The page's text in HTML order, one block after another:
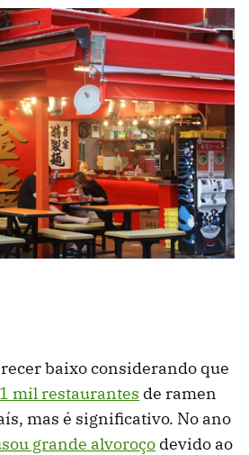
baixo considerando que
mil restaurantes de ramen
mas é significativo. No ano
grande alvoroço devido ao